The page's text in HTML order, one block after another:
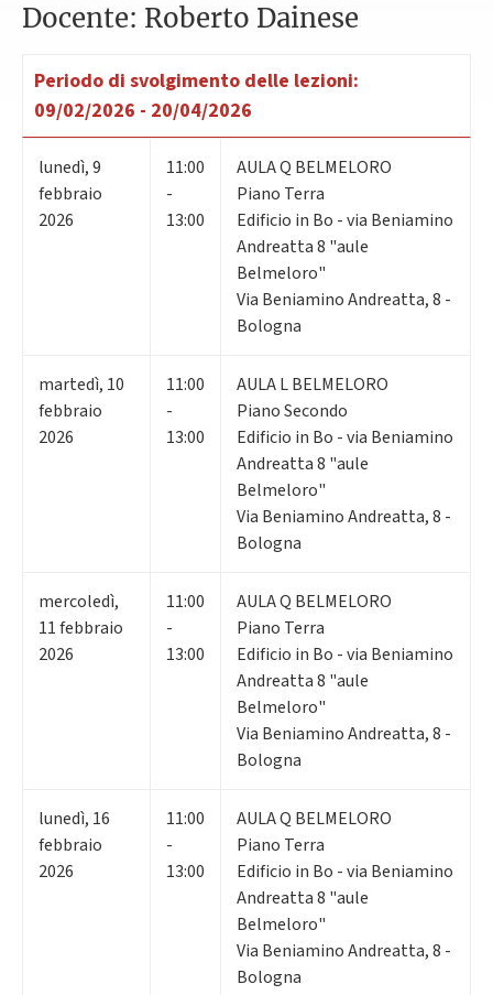
Docente: Roberto Dainese
Periodo di svolgimento delle lezioni:
09/02/2026 - 20/04/2026
lunedì,9
febbraio
2026
11:00
-
13:00
AULA Q BELMELORO
Piano Terra
Edificio in Bo - via Beniamino
Andreatta 8 "aule
Belmeloro"
Via Beniamino Andreatta, 8 -
Bologna
martedì, 10
febbraio
2026
11:00
-
13:00
AULA L BELMELORO
Piano Secondo
Edificio in Bo - via Beniamino
Andreatta 8 "aule
Belmeloro"
Via Beniamino Andreatta, 8 -
Bologna
mercoledì,
11febbraio
2026
11:00
-
13:00
AULA Q BELMELORO
Piano Terra
Edificio in Bo - via Beniamino
Andreatta 8 "aule
Belmeloro"
Via Beniamino Andreatta, 8 -
Bologna
lunedì, 16
febbraio
2026
11:00
-
13:00
AULA Q BELMELORO
Piano Terra
Edificio in Bo - via Beniamino
Andreatta 8 "aule
Belmeloro"
Via Beniamino Andreatta, 8 -
Bologna